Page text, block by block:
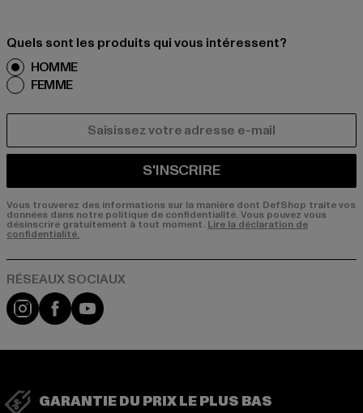
Quels sont les produits qui vous intéressent?
HOMME
FEMME
S'INSCRIRE
Vous trouverez des informations sur la manière dont DefShop traite vos
données dans notre politique de confidentialité. Vous pouvez vous
désinscrire gratuitement à tout moment. Lire la déclaration de
confidentialité.
Visit our Instagram page:
Visit our Facebook page:
Visit our YouTube channel:
GARANTIE DU PRIX LE PLUS BAS